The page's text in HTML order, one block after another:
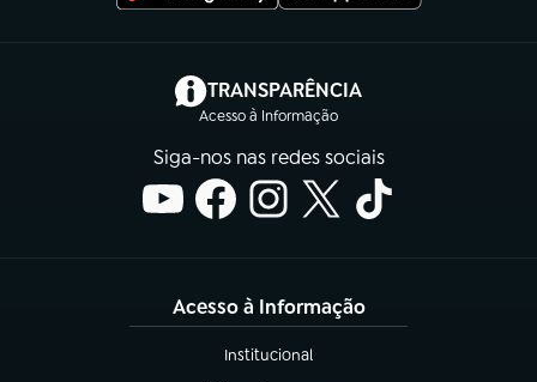
TRANSPARÊNCIA
Acesso à Informação
(abre em nova aba)
Siga-nos nas redes sociais
Acesso à Informação
Institucional
(abre em nova aba)